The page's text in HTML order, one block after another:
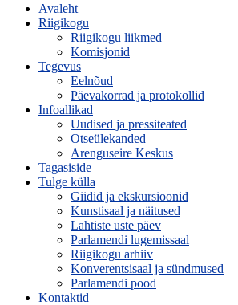
Avaleht
Riigikogu
Riigikogu liikmed
Komisjonid
Tegevus
Eelnõud
Päevakorrad ja protokollid
Infoallikad
Uudised ja pressiteated
Otseülekanded
Arenguseire Keskus
Tagasiside
Tulge külla
Giidid ja ekskursioonid
Kunstisaal ja näitused
Lahtiste uste päev
Parlamendi lugemissaal
Riigikogu arhiiv
Konverentsisaal ja sündmused
Parlamendi pood
Kontaktid